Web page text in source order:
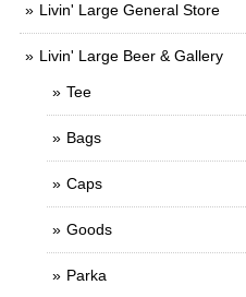
Livin' Large General Store
Livin' Large Beer & Gallery
Tee
Bags
Caps
Goods
Parka